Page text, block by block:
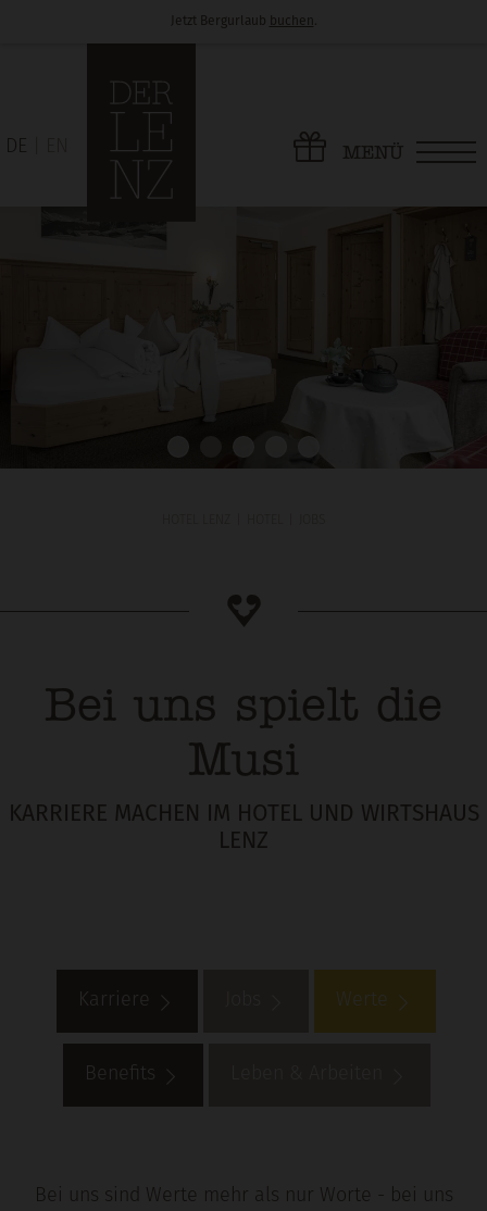
Jetzt Bergurlaub buchen.
DE MENÜ
Bei uns spielt die
Musi
KARRIERE MACHEN IM HOTEL UND WIRTSHAUS
LENZ
Karriere Werte
Benefits
Bei uns sind Werte mehr als nur Worte - bei uns